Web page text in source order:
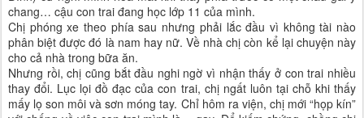
chang… cậu con trai đang học lớp 11 của mình.
Chị phóng xe theo phía sau nhưng phải lắc đầu vì không tài nào
phân biệt được đó là nam hay nữ. Về nhà chị còn kể lại chuyện này
cho cả nhà trong bữa ăn.
Nhưng rồi, chị cũng bắt đầu nghi ngờ vì nhận thấy ở con trai nhiều
thay đổi. Lục lọi đồ đạc của con trai, chị ngất luôn tại chỗ khi thấy
mấy lọ son môi và sơn móng tay. Chỉ hôm ra viện, chị mới “họp kín”